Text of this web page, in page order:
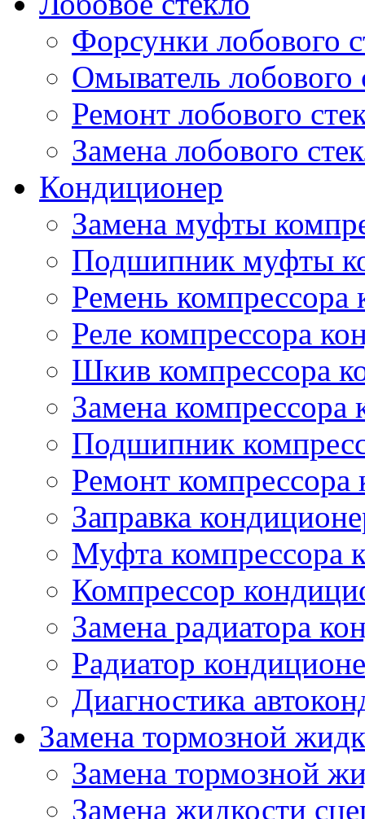
Форсунки лобового
Омыватель лобового
Ремонт лобового
Замена лобового
Кондиционер
Замена муфты
Подшипник муфты
Ремень компрессора
Реле компрессора
Шкив компрессора
Замена компрессора
Подшипник
Ремонт компрессора
Заправка
Муфта компрессора
Компрессор
Замена радиатора
Радиатор
Диагностика
Замена тормозной
Замена тормозной
Замена жидкости